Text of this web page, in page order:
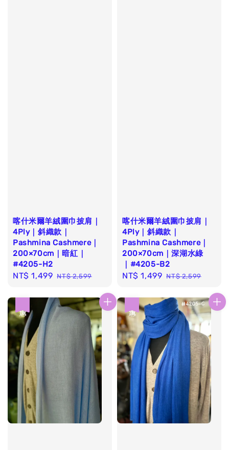
喀什米爾羊絨圍巾披肩｜
4Ply｜斜織款｜
Pashmina Cashmere｜
200×70cm｜暗紅｜
#4205-H2
Sale
NT$ 1,499 Regular
NT$ 2,599
喀什米爾羊絨圍巾披肩｜
4Ply｜斜織款｜
Pashmina Cashmere｜
200×70cm｜深湖水綠
｜#4205-B2
Sale
NT$ 1,499 Regular
NT$ 2,599